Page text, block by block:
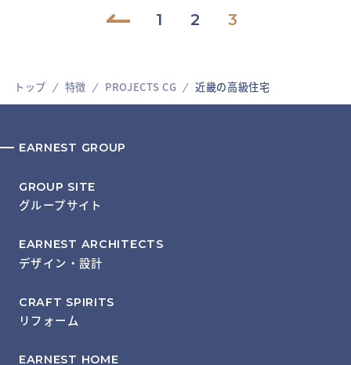
トップ 特徴 PROJECTS CG 近畿の高級住宅
BACK
1 2 3
EARNEST GROUP
GROUP SITE
グループサイト
EARNEST ARCHITECTS
デザイン・設計
CRAFT SPIRITS
リフォーム
EARNEST HOME